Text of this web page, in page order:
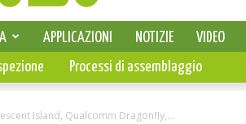
DI ELETTRONICA
APPLICAZIONI NOTIZIE
VIDEO
Processi di assemblaggio
Island, Qualcomm Dragonfly,...